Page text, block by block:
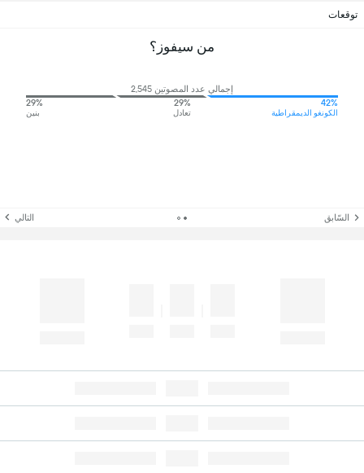
توقعات
من سيفوز؟
إجمالي عدد المصوتين 2,545
42%
الكونغو الديمقراطية
29%
تعادل
29%
بنين
السّابق التالي